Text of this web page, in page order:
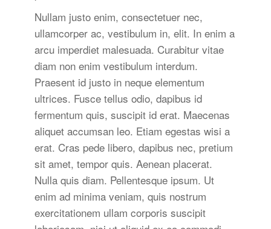
Nullam justo enim, consectetuer nec,
ullamcorper ac, vestibulum in, elit. In enim a
arcu imperdiet malesuada. Curabitur vitae
diam non enim vestibulum interdum.
Praesent id justo in neque elementum
ultrices. Fusce tellus odio, dapibus id
fermentum quis, suscipit id erat. Maecenas
aliquet accumsan leo. Etiam egestas wisi a
erat. Cras pede libero, dapibus nec, pretium
sit amet, tempor quis. Aenean placerat.
Nulla quis diam. Pellentesque ipsum. Ut
enim ad minima veniam, quis nostrum
exercitationem ullam corporis suscipit